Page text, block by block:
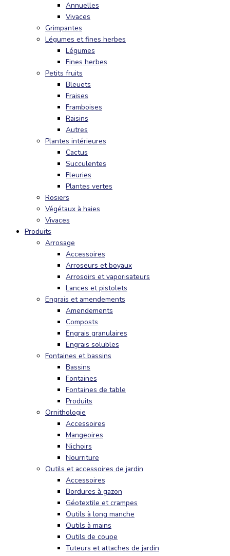
Annuelles
Vivaces
Grimpantes
Légumes et fines herbes
Légumes
Fines herbes
Petits fruits
Bleuets
Fraises
Framboises
Raisins
Autres
Plantes intérieures
Cactus
Succulentes
Fleuries
Plantes vertes
Rosiers
Végétaux à haies
Vivaces
Produits
Arrosage
Accessoires
Arroseurs et boyaux
Arrosoirs et vaporisateurs
Lances et pistolets
Engrais et amendements
Amendements
Composts
Engrais granulaires
Engrais solubles
Fontaines et bassins
Bassins
Fontaines
Fontaines de table
Produits
Ornithologie
Accessoires
Mangeoires
Nichoirs
Nourriture
Outils et accessoires de jardin
Accessoires
Bordures à gazon
Géotextile et crampes
Outils à long manche
Outils à mains
Outils de coupe
Tuteurs et attaches de jardin